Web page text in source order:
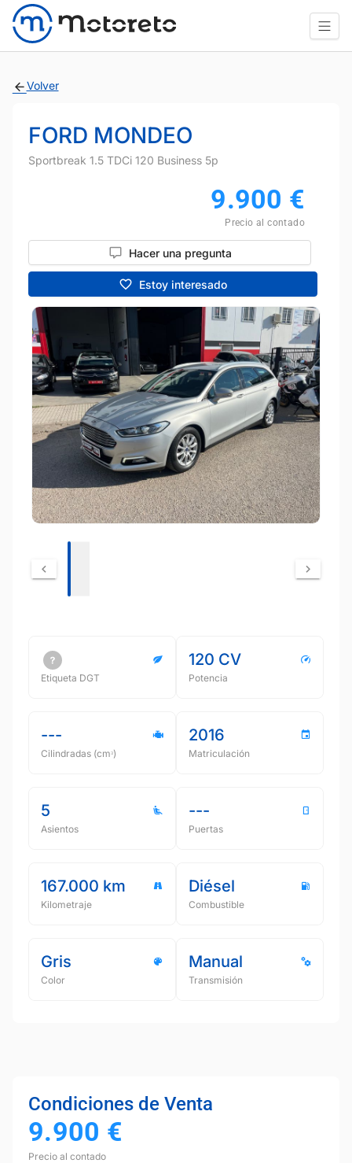
Volver
FORD MONDEO
Sportbreak 1.5 TDCi 120 Business 5p
9.900 €
Precio al contado
Hacer una pregunta
Estoy interesado
Etiqueta DGT
120 CV
Potencia
---
Cilindradas (cmᵌ)
2016
Matriculación
5
Asientos
---
Puertas
167.000 km
Kilometraje
Diésel
Combustible
Gris
Color
Manual
Transmisión
Condiciones de Venta
9.900 €
Precio al contado